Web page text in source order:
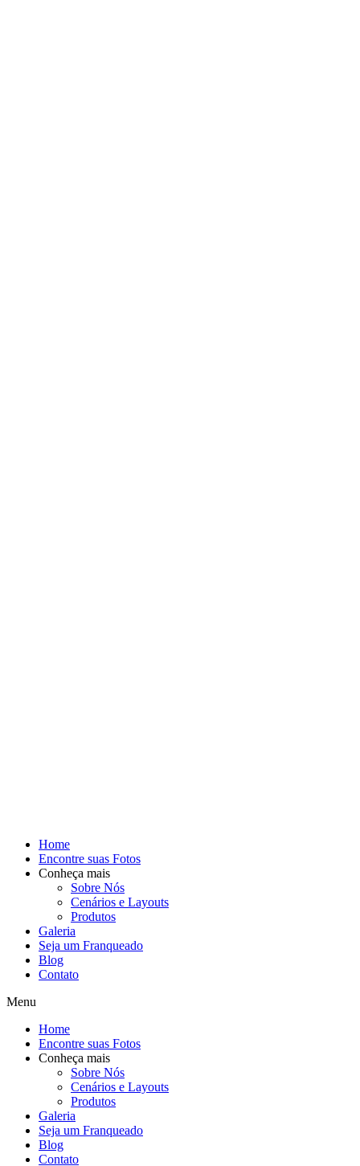
Home
Encontre suas Fotos
Conheça mais
Sobre Nós
Cenários e Layouts
Produtos
Galeria
Seja um Franqueado
Blog
Contato
Menu
Home
Encontre suas Fotos
Conheça mais
Sobre Nós
Cenários e Layouts
Produtos
Galeria
Seja um Franqueado
Blog
Contato